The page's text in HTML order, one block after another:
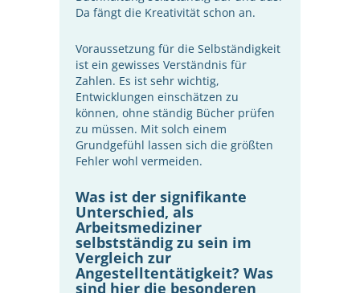
Da fängt die Kreativität schon an.
Voraussetzung für die Selbständigkeit
ist ein gewisses Verständnis für
Zahlen. Es ist sehr wichtig,
Entwicklungen einschätzen zu
können, ohne ständig Bücher prüfen
zu müssen. Mit solch einem
Grundgefühl lassen sich die größten
Fehler wohl vermeiden.
Was ist der signifikante
Unterschied, als
Arbeitsmediziner
selbstständig zu sein im
Vergleich zur
Angestelltentätigkeit? Was
sind hier die besonderen